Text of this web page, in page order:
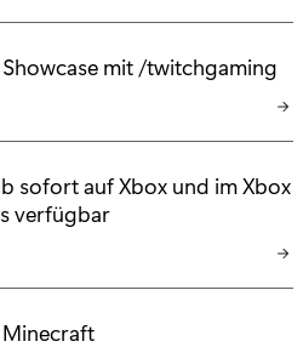
mit /twitchgaming
sofort auf Xbox und im Xbox
verfügbar
Minecraft